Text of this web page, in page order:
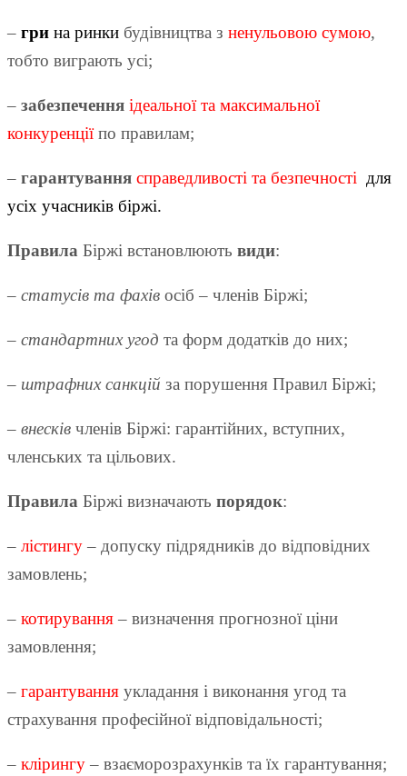
– гри на ринки будівництва з ненульовою сумою,
тобто виграють усі;
– забезпечення ідеальної та максимальної
конкуренціїпо правилам;
– гарантування справедливості та безпечності для
усіх учасників біржі.
Правила Біржі встановлюють види:
– статусів та фахів осіб – членів Біржі;
– стандартних угод та форм додатків до них;
– штрафних санкцій за порушення Правил Біржі;
– внесків членів Біржі: гарантійних, вступних,
членських та цільових.
Правила Біржі визначають порядок:
– лістингу – допуску підрядників до відповідних
замовлень;
– котирування – визначення прогнозної ціни
замовлення;
– гарантування укладання і виконання угод та
страхування професійної відповідальності;
– клірингу – взаєморозрахунків та їх гарантування;